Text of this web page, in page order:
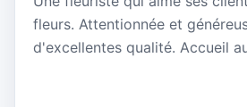
fleurs. Attentionnée et
d'excellentes qualité. Accueil